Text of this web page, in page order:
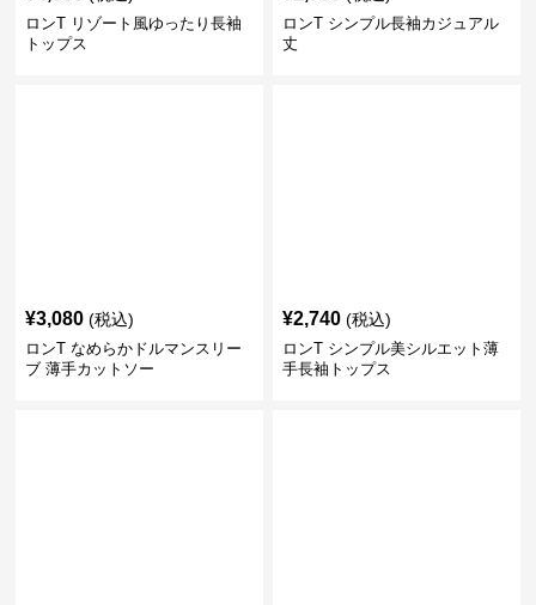
ロンT リゾート風ゆったり長袖
トップス
ロンT シンプル長袖カジュアル
丈
¥3,080 (税込)
ロンT なめらかドルマンスリー
ブ 薄手カットソー
¥2,740 (税込)
ロンT シンプル美シルエット薄
手長袖トップス